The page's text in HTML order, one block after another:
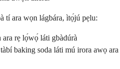
tí ara wọn lágbára, ìtọ́jú pẹlu:
rẹ lọ́wọ́ láti gbàdúrà
baking soda láti mú irora awọ ara